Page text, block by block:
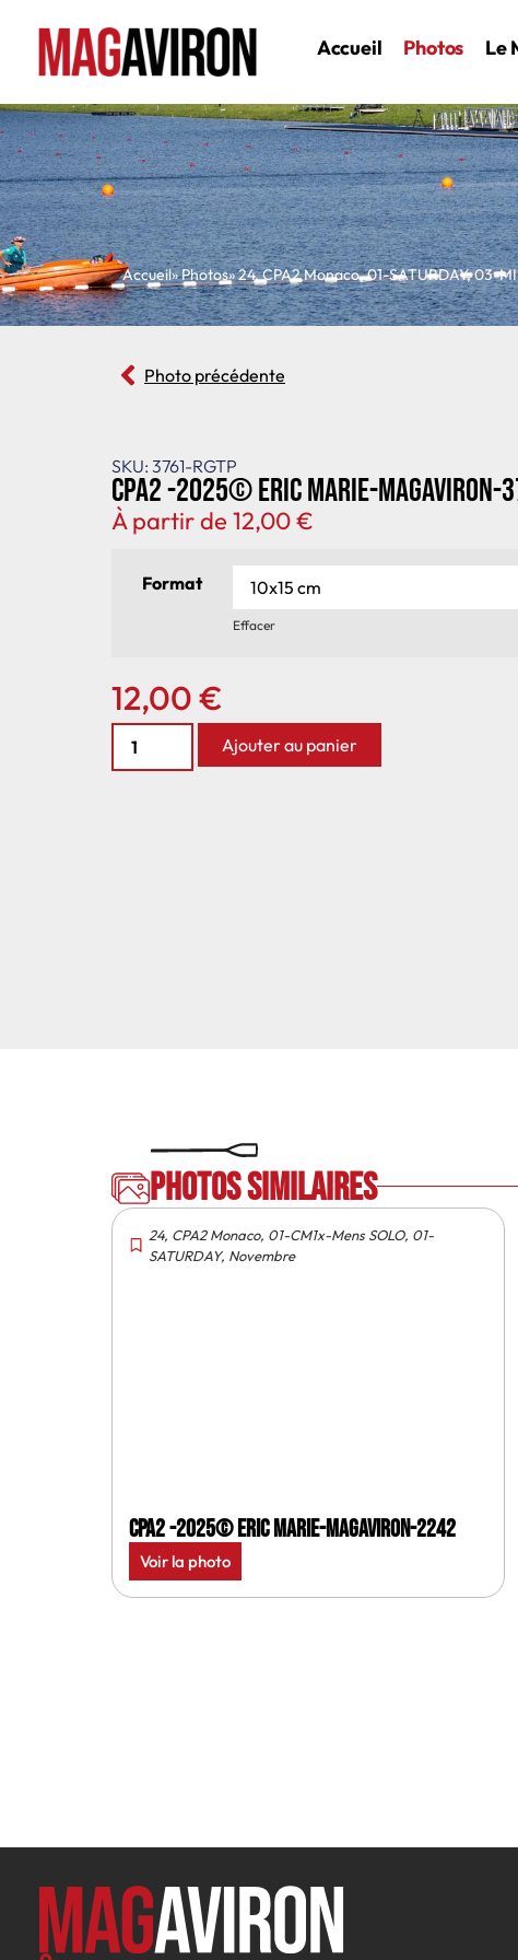
Accueil Photos Le
Accueil» Photos»24,CPA2 Monaco,01-SATURDAY,03-
Photo précédente
SKU: 3761-RGTP
CPA2 -2025© Eric Marie-MagAviron-
À partir de 12,00€
Format
Effacer
12,00€
Ajouter au panier
Photos similaires
24, CPA2 Monaco, 01-CM1x-Mens SOLO, 01-
SATURDAY, Novembre
CPA2 -2025© Eric Marie-MagAviron-2242
Voir la photo